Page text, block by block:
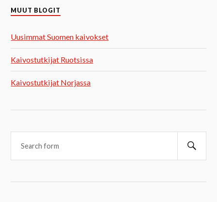
MUUT BLOGIT
Uusimmat Suomen kaivokset
Kaivostutkijat Ruotsissa
Kaivostutkijat Norjassa